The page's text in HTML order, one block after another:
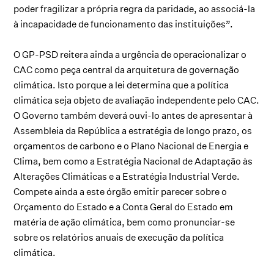
poder fragilizar a própria regra da paridade, ao associá-la
à incapacidade de funcionamento das instituições”.
O GP-PSD reitera ainda a urgência de operacionalizar o
CAC como peça central da arquitetura de governação
climática. Isto porque a lei determina que a política
climática seja objeto de avaliação independente pelo CAC.
O Governo também deverá ouvi-lo antes de apresentar à
Assembleia da República a estratégia de longo prazo, os
orçamentos de carbono e o Plano Nacional de Energia e
Clima, bem como a Estratégia Nacional de Adaptação às
Alterações Climáticas e a Estratégia Industrial Verde.
Compete ainda a este órgão emitir parecer sobre o
Orçamento do Estado e a Conta Geral do Estado em
matéria de ação climática, bem como pronunciar-se
sobre os relatórios anuais de execução da política
climática.